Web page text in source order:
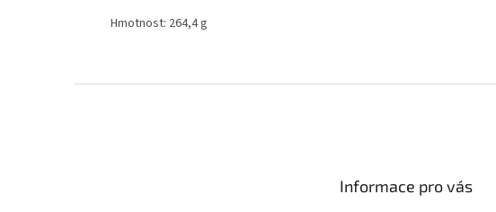
Hmotnost: 264,4 g
Informace pro vás